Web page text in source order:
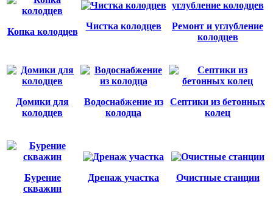
Копка колодцев
Чистка колодцев
Ремонт и углубление
колодцев
Домики для
колодцев
Водоснабжение из
колодца
Септики из бетонных
колец
Бурение
скважин
Дренаж участка Очистные станции